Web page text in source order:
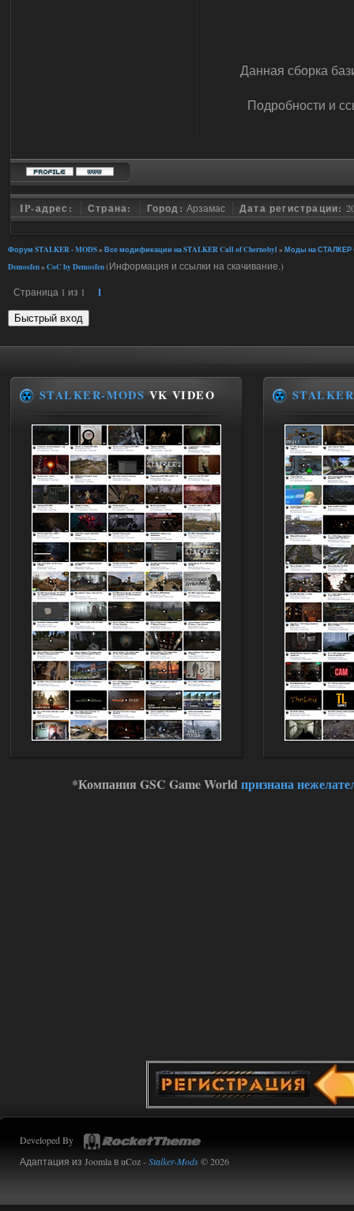
Данная сборка
Подробности и
IP-адрес: Страна: Город:Арзамас Дата регистрации:
Форум STALKER - MODS» Все модификации на STALKER Call of Chernobyl » Моды на СТАЛКЕР
Demosfen» CoC by Demosfen(Информация и ссылки на скачивание.)
Страница 1 из 1 1
STALKER-MODS VK VIDEO
*Компания GSC Game Worldпризнана
Developed By
Адаптация из Joomla в uCoz -Stalker-Mods© 2026